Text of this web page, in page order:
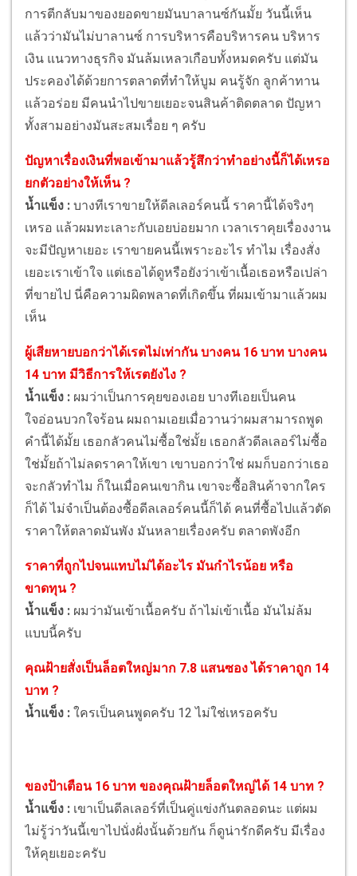
การตีกลับมาของยอดขายมันบาลานซ์กันมั้ย วันนี้เห็น
แล้วว่ามันไม่บาลานซ์ การบริหารคือบริหารคน บริหาร
เงิน แนวทางธุรกิจ มันล้มเหลวเกือบทั้งหมดครับ แต่มัน
ประคองได้ด้วยการตลาดที่ทำให้บูม คนรู้จัก ลูกค้าทาน
แล้วอร่อย มีคนนำไปขายเยอะจนสินค้าติดตลาด ปัญหา
ทั้งสามอย่างมันสะสมเรื่อย ๆ ครับ
ปัญหาเรื่องเงินที่พอเข้ามาแล้วรู้สึกว่าทำอย่างนี้ก็ได้เหรอ
ยกตัวอย่างให้เห็น ?
น้ำแข็ง : บางทีเราขายให้ดีลเลอร์คนนี้ ราคานี้ได้จริงๆ
เหรอ แล้วผมทะเลาะกับเอยบ่อยมาก เวลาเราคุยเรื่องงาน
จะมีปัญหาเยอะ เราขายคนนี้เพราะอะไร ทำไม เรื่องสั่ง
เยอะเราเข้าใจ แต่เธอได้ดูหรือยังว่าเข้าเนื้อเธอหรือเปล่า
ที่ขายไป นี่คือความผิดพลาดที่เกิดขึ้น ที่ผมเข้ามาแล้วผม
เห็น
ผู้เสียหายบอกว่าได้เรตไม่เท่ากัน บางคน 16 บาท บางคน
14 บาท มีวิธีการให้เรตยังไง ?
น้ำแข็ง : ผมว่าเป็นการคุยของเอย บางทีเอยเป็นคน
ใจอ่อนบวกใจร้อน ผมถามเอยเมื่อวานว่าผมสามารถพูด
คำนี้ได้มั้ย เธอกลัวคนไม่ซื้อใช่มั้ย เธอกลัวดีลเลอร์ไม่ซื้อ
ใช่มั้ยถ้าไม่ลดราคาให้เขา เขาบอกว่าใช่ ผมก็บอกว่าเธอ
จะกลัวทำไม ก็ในเมื่อคนเขากิน เขาจะซื้อสินค้าจากใคร
ก็ได้ ไม่จำเป็นต้องซื้อดีลเลอร์คนนี้ก็ได้ คนที่ซื้อไปแล้วตัด
ราคาให้ตลาดมันพัง มันหลายเรื่องครับ ตลาดพังอีก
ราคาที่ถูกไปจนแทบไม่ได้อะไร มันกำไรน้อย หรือ
ขาดทุน ?
น้ำแข็ง : ผมว่ามันเข้าเนื้อครับ ถ้าไม่เข้าเนื้อ มันไม่ล้ม
แบบนี้ครับ
คุณฝ้ายสั่งเป็นล็อตใหญ่มาก 7.8 แสนซอง ได้ราคาถูก 14
บาท ?
น้ำแข็ง : ใครเป็นคนพูดครับ 12 ไม่ใช่เหรอครับ
ของป้าเตือน 16 บาท ของคุณฝ้ายล็อตใหญ่ได้ 14 บาท ?
น้ำแข็ง : เขาเป็นดีลเลอร์ที่เป็นคู่แข่งกันตลอดนะ แต่ผม
ไม่รู้ว่าวันนี้เขาไปนั่งฝั่งนั้นด้วยกัน ก็ดูน่ารักดีครับ มีเรื่อง
ให้คุยเยอะครับ